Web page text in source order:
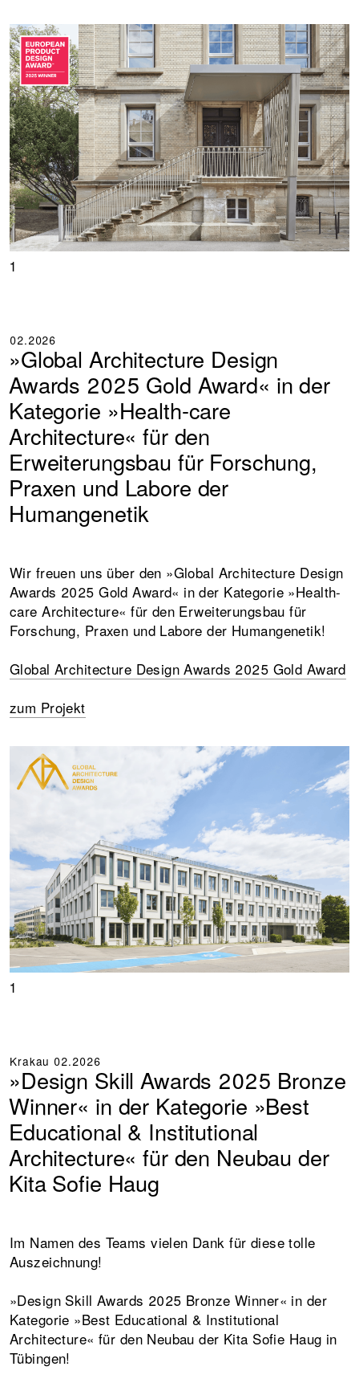
1
02.2026
»Global Architecture Design
Awards 2025 Gold Award« in der
Kategorie »Health-care
Architecture« für den
Erweiterungsbau für Forschung,
Praxen und Labore der
Humangenetik
Wir freuen uns über den »Global Architecture Design
Awards 2025 Gold Award« in der Kategorie »Health-
care Architecture« für den Erweiterungsbau für
Forschung, Praxen und Labore der Humangenetik!
Global Architecture Design Awards 2025 Gold Award
zum Projekt
1
Krakau 02.2026
»Design Skill Awards 2025 Bronze
Winner« in der Kategorie »Best
Educational & Institutional
Architecture« für den Neubau der
Kita Sofie Haug
Im Namen des Teams vielen Dank für diese tolle
Auszeichnung!
»Design Skill Awards 2025 Bronze Winner« in der
Kategorie »Best Educational & Institutional
Architecture« für den Neubau der Kita Sofie Haug in
Tübingen!
+ +